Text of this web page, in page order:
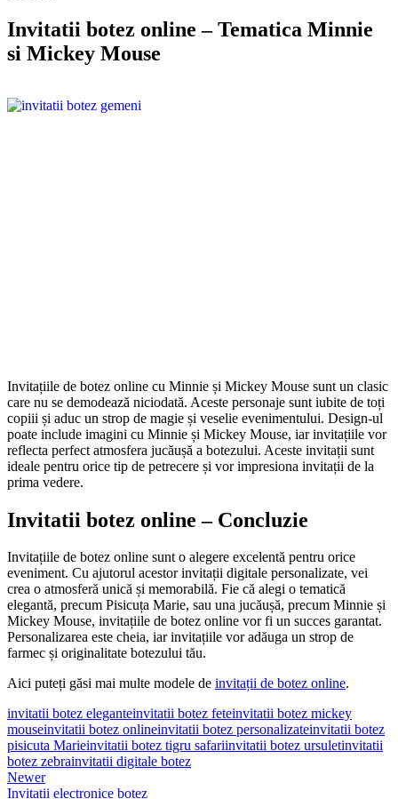
Invitatii botez online – Tematica Minnie
si Mickey Mouse
Invitațiile de botez online cu Minnie și Mickey Mouse sunt un clasic
care nu se demodează niciodată. Aceste personaje sunt iubite de toți
copiii și aduc un strop de magie și veselie evenimentului. Design-ul
poate include imagini cu Minnie și Mickey Mouse, iar invitațiile vor
reflecta perfect atmosfera jucăușă a botezului. Aceste invitații sunt
ideale pentru orice tip de petrecere și vor impresiona invitații de la
prima vedere.
Invitatii botez online – Concluzie
Invitațiile de botez online sunt o alegere excelentă pentru orice
eveniment. Cu ajutorul acestor invitații digitale personalizate, vei
crea o atmosferă unică și memorabilă. Fie că alegi o tematică
elegantă, precum Pisicuța Marie, sau una jucăușă, precum Minnie și
Mickey Mouse, invitațiile de botez online vor fi un succes garantat.
Personalizarea este cheia, iar invitațiile vor adăuga un strop de
farmec și originalitate botezului tău.
Aici puteți găsi mai multe modele de invitații de botez online.
invitatii botez eleganteinvitatii botez feteinvitatii botez mickey
mouseinvitatii botez onlineinvitatii botez personalizateinvitatii botez
pisicuta Marieinvitatii botez tigru safariinvitatii botez ursuletinvitatii
botez zebrainvitatii digitale botez
Newer
Invitatii electronice botez